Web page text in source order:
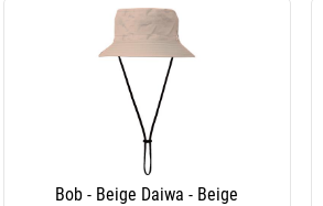
Herrenkappe Nash Make It Happen